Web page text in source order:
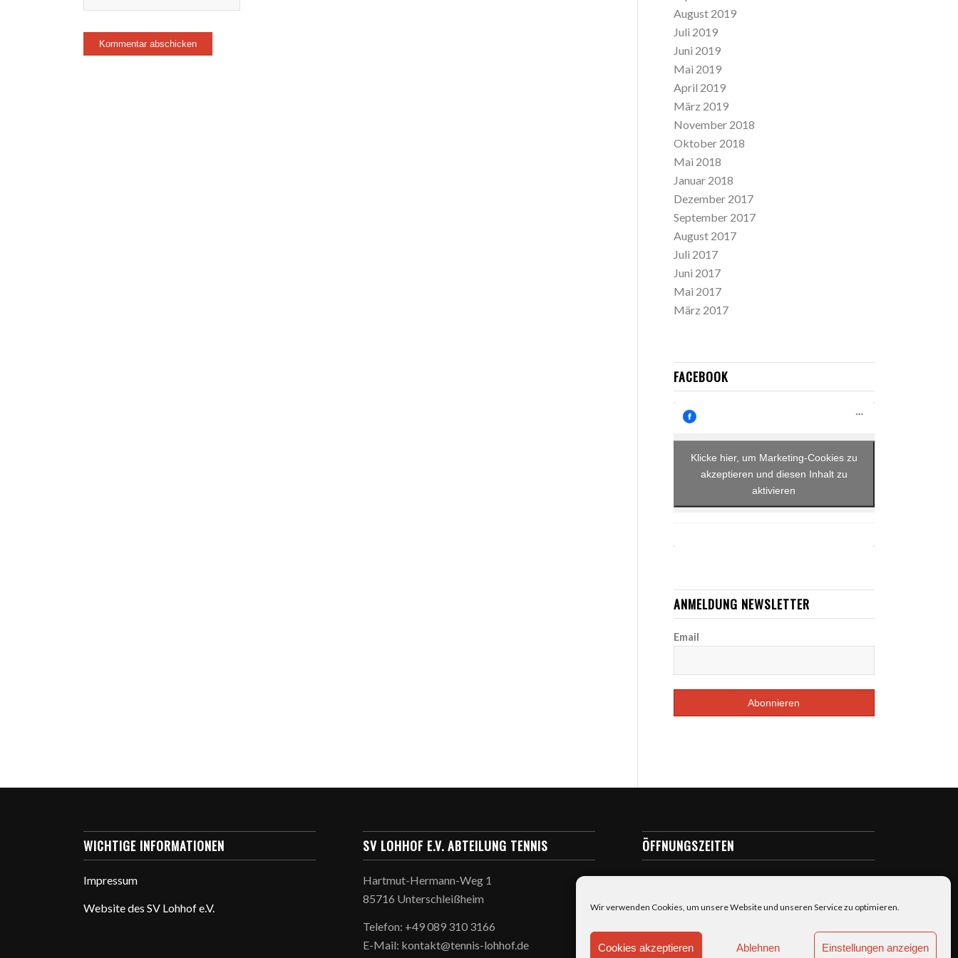
Wir verwenden Cookies, um unsere Website und unseren Service zu optimieren.
Cookies akzeptieren Ablehnen Einstellungen anzeigen
August 2019
Juli 2019
Juni 2019
Mai 2019
April 2019
März 2019
November 2018
Oktober 2018
Mai 2018
Januar 2018
Dezember 2017
September 2017
August 2017
Juli 2017
Juni 2017
Mai 2017
März 2017
FACEBOOK
Klicke hier, um Marketing-Cookies zu
akzeptieren und diesen Inhalt zu
aktivieren
ANMELDUNG NEWSLETTER
Email
WICHTIGE INFORMATIONEN
Impressum
Website des SV Lohhof e.V.
SV LOHHOF E.V. ABTEILUNG TENNIS
Hartmut-Hermann-Weg 1
85716 Unterschleißheim
Telefon: +49 089 310 3166
E-Mail: kontakt@tennis-lohhof.de
ÖFFNUNGSZEITEN
täglich: 7:00-23:00